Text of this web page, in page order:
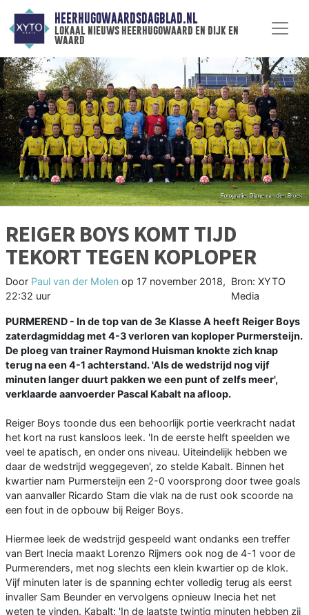
HEERHUGOWAARDSDAGBLAD.NL
lokaal nieuws heerhugowaard en dijk en
waard
REIGER BOYS KOMT TIJD
TEKORT TEGEN KOPLOPER
Door Paul van der Molen op 17 november 2018,
22:32 uur
Bron: XYTO
Media
PURMEREND - In de top van de 3e Klasse A heeft Reiger Boys
zaterdagmiddag met 4-3 verloren van koploper Purmersteijn.
De ploeg van trainer Raymond Huisman knokte zich knap
terug na een 4-1 achterstand. 'Als de wedstrijd nog vijf
minuten langer duurt pakken we een punt of zelfs meer',
verklaarde aanvoerder Pascal Kabalt na afloop.
Reiger Boys toonde dus een behoorlijk portie veerkracht nadat
het kort na rust kansloos leek. 'In de eerste helft speelden we
veel te apatisch, en onder ons niveau. Uiteindelijk hebben we
daar de wedstrijd weggegeven', zo stelde Kabalt. Binnen het
kwartier nam Purmersteijn een 2-0 voorsprong door twee goals
van aanvaller Ricardo Stam die vlak na de rust ook scoorde na
een fout in de opbouw bij Reiger Boys.
Hiermee leek de wedstrijd gespeeld want ondanks een treffer
van Bert Inecia maakt Lorenzo Rijmers ook nog de 4-1 voor de
Purmerenders, met nog slechts een klein kwartier op de klok.
Vijf minuten later is de spanning echter volledig terug als eerst
invaller Sam Beunder en vervolgens opnieuw Inecia het net
weten te vinden. Kabalt: 'In de laatste twintig minuten hebben zij